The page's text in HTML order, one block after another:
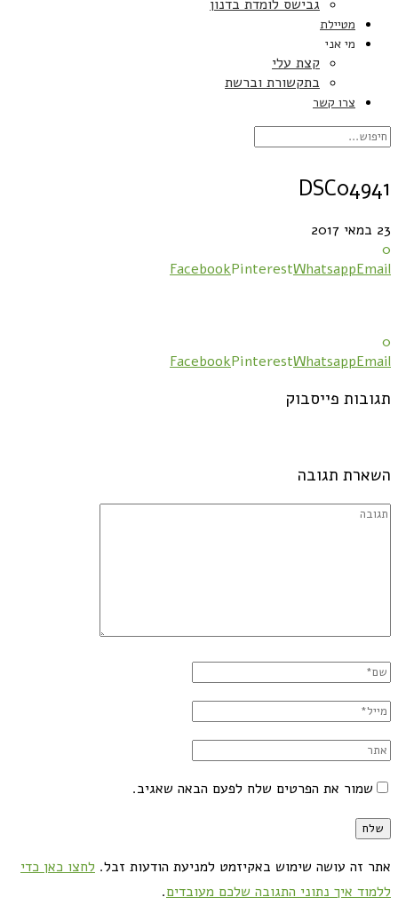
גבישס לומדת בדנון
מטיילת
מי אני
קצת עלי
בתקשורת וברשת
צרו קשר
DSC04941
23 במאי 2017
0
FacebookPinterestWhatsappEmail
0
FacebookPinterestWhatsappEmail
תגובות פייסבוק
השארת תגובה
שמור את הפרטים שלח לפעם הבאה שאגיב.
אתר זה עושה שימוש באקיזמט למניעת הודעות זבל. לחצו כאן כדי
ללמוד איך נתוני התגובה שלכם מעובדים.